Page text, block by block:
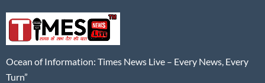
Ocean of Information: Times News Live – Every News, Every
Turn”